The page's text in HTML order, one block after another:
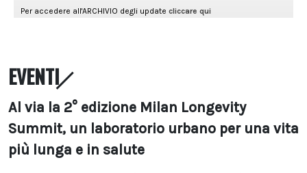
EVENTI
Al via la 2° edizione Milan Longevity
Summit, un laboratorio urbano per una vita
più lunga e in salute